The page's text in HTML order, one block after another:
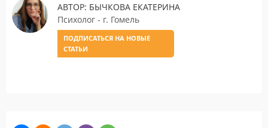
АВТОР: БЫЧКОВА ЕКАТЕРИНА
Психолог - г. Гомель
ПОДПИСАТЬСЯ НА НОВЫЕ
СТАТЬИ